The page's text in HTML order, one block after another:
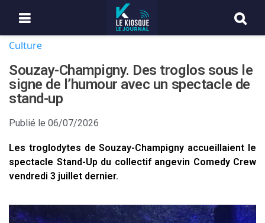
Culture
Souzay-Champigny. Des troglos sous le
signe de l’humour avec un spectacle de
stand-up
Publié le 06/07/2026
Les troglodytes de Souzay-Champigny accueillaient le
spectacle Stand-Up du collectif angevin Comedy Crew
vendredi 3 juillet dernier.